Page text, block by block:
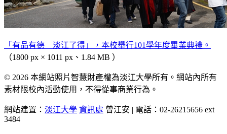
「有品有德 淡江了得」，本校舉行101學年度畢業典禮。
（1800 px × 1011 px、1.84 MB ）
© 2026 本網站照片智慧財產權為淡江大學所有。網站內所有
素材限校內活動使用，不得從事商業行為。
網站建置： 淡江大學 資訊處 曾江安 | 電話：02-26215656 ext
3484